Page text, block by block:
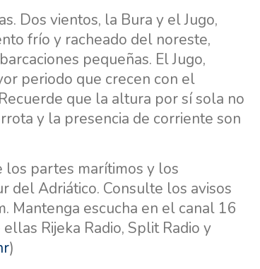
Dos vientos, la Bura y el Jugo,
frío y racheado del noreste,
pequeñas. El Jugo,
periodo que crecen con el
que la altura por sí sola no
y la presencia de corriente son
los partes marítimos y los
del Adriático. Consulte los avisos
Mantenga escucha en el canal 16
Rijeka Radio, Split Radio y
)
Destinos
Región de Navegación de
Zadar
Marina
Marina